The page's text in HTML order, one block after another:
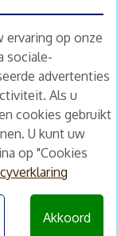
op onze
sociale-
advertenties
Als u
cookies gebruikt
U kunt uw
op "Cookies
Akkoord